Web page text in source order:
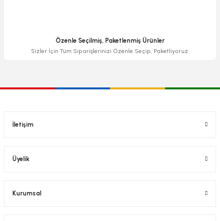
Özenle Seçilmiş, Paketlenmiş Ürünler
Sizler İçin Tüm Siparişlerinizi Özenle Seçip, Paketliyoruz.
İletişim
Üyelik
Kurumsal